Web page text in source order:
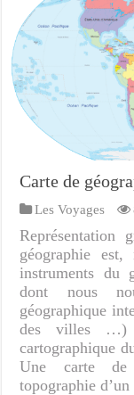
Carte de
Les Voyages
Représentation
géographie
instruments du
dont nous
géographique
des villes …)
cartographique
Une carte de
topographie